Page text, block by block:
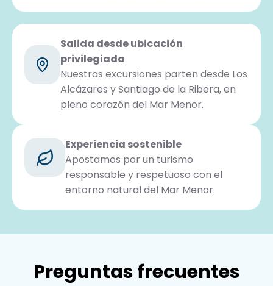
Salida desde ubicación
privilegiada
Nuestras excursiones parten desde Los
Alcázares y Santiago de la Ribera, en
pleno corazón del Mar Menor.
Experiencia sostenible
Apostamos por un turismo
responsable y respetuoso con el
entorno natural del Mar Menor.
Preguntas frecuentes